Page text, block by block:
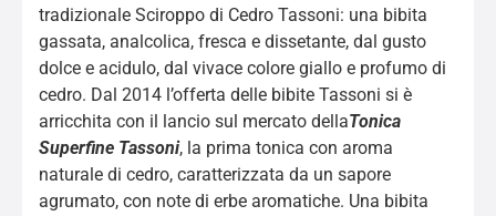
tradizionale Sciroppo di Cedro Tassoni: una bibita
gassata, analcolica, fresca e dissetante, dal gusto
dolce e acidulo, dal vivace colore giallo e profumo di
cedro. Dal 2014 l’offerta delle bibite Tassoni si è
arricchita con il lancio sul mercato dellaTonica
Superfine Tassoni, la prima tonica con aroma
naturale di cedro, caratterizzata da un sapore
agrumato, con note di erbe aromatiche. Una bibita